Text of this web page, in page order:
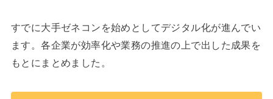
すでに大手ゼネコンを始めとしてデジタル化が進んでい
ます。各企業が効率化や業務の推進の上で出した成果を
もとにまとめました。